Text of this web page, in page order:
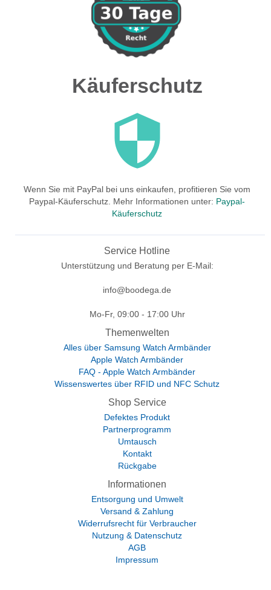
Käuferschutz
Wenn Sie mit PayPal bei uns einkaufen, profitieren Sie vom
Paypal-Käuferschutz. Mehr Informationen unter: Paypal-
Käuferschutz
Service Hotline
Unterstützung und Beratung per E-Mail:
info@boodega.de
Mo-Fr, 09:00 - 17:00 Uhr
Themenwelten
Alles über Samsung Watch Armbänder
Apple Watch Armbänder
FAQ - Apple Watch Armbänder
Wissenswertes über RFID und NFC Schutz
Shop Service
Defektes Produkt
Partnerprogramm
Umtausch
Kontakt
Rückgabe
Informationen
Entsorgung und Umwelt
Versand & Zahlung
Widerrufsrecht für Verbraucher
Nutzung & Datenschutz
AGB
Impressum